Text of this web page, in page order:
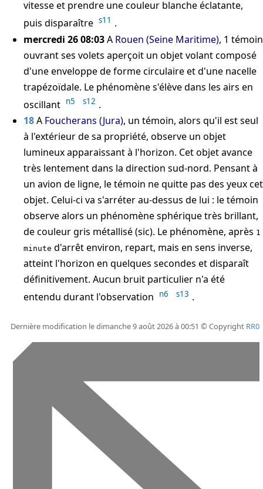
vitesse et prendre une couleur blanche éclatante,
puis disparaître s11 .
mercredi 26 08:03A Rouen (Seine Maritime), 1 témoin
ouvrant ses volets aperçoit un objet volant composé
d'une enveloppe de forme circulaire et d'une nacelle
trapézoïdale. Le phénomène s'élève dans les airs en
oscillant n5 s12 .
18A Foucherans (Jura), un témoin, alors qu'il est seul
à l'extérieur de sa propriété, observe un objet
lumineux apparaissant à l'horizon. Cet objet avance
très lentement dans la direction sud-nord. Pensant à
un avion de ligne, le témoin ne quitte pas des yeux cet
objet. Celui-ci va s'arréter au-dessus de lui : le témoin
observe alors un phénomène sphérique très brillant,
de couleur gris métallisé (sic). Le phénomène, après 1
minute d'arrêt environ, repart, mais en sens inverse,
atteint l'horizon en quelques secondes et disparaît
définitivement. Aucun bruit particulier n'a été
entendu durant l'observation
n6 s13 .
Dernière modification le dimanche 9 août 2026 à 00:51 © Copyright RR0